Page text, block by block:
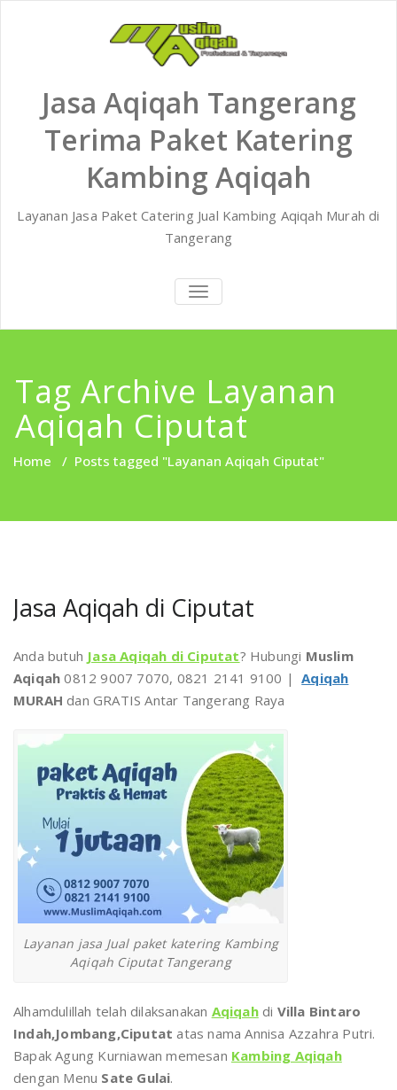
Jasa Aqiqah Tangerang
Terima Paket Katering
Kambing Aqiqah
Layanan Jasa Paket Catering Jual Kambing Aqiqah Murah di
Tangerang
TOGGLE
NAVIGATION
Tag Archive Layanan
Aqiqah Ciputat
Home / Posts tagged "Layanan Aqiqah Ciputat"
Jasa Aqiqah di Ciputat
Anda butuh Jasa Aqiqah di Ciputat? Hubungi Muslim
Aqiqah 0812 9007 7070, 0821 2141 9100 |Aqiqah
MURAH dan GRATIS Antar Tangerang Raya
Layanan jasa Jual paket katering Kambing
Aqiqah Ciputat Tangerang
Alhamdulillah telah dilaksanakan Aqiqahdi Villa Bintaro
Indah,Jombang,Ciputat atas nama Annisa Azzahra Putri.
Bapak Agung Kurniawan memesan Kambing Aqiqah
dengan Menu Sate Gulai.